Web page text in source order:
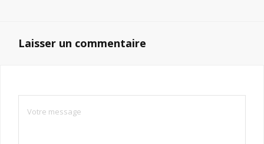
Laisser un commentaire